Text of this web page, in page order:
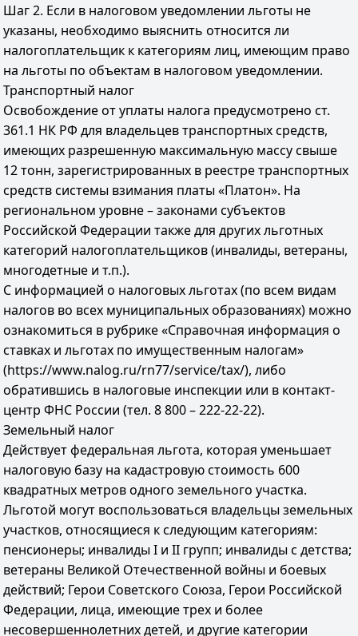
Шаг 2. Если в налоговом уведомлении льготы не
указаны, необходимо выяснить относится ли
налогоплательщик к категориям лиц, имеющим право
на льготы по объектам в налоговом уведомлении.
Транспортный налог
Освобождение от уплаты налога предусмотрено ст.
361.1 НК РФ для владельцев транспортных средств,
имеющих разрешенную максимальную массу свыше
12 тонн, зарегистрированных в реестре транспортных
средств системы взимания платы «Платон». На
региональном уровне – законами субъектов
Российской Федерации также для других льготных
категорий налогоплательщиков (инвалиды, ветераны,
многодетные и т.п.).
С информацией о налоговых льготах (по всем видам
налогов во всех муниципальных образованиях) можно
ознакомиться в рубрике «Справочная информация о
ставках и льготах по имущественным налогам»
(https://www.nalog.ru/rn77/service/tax/), либо
обратившись в налоговые инспекции или в контакт-
центр ФНС России (тел. 8 800 – 222-22-22).
Земельный налог
Действует федеральная льгота, которая уменьшает
налоговую базу на кадастровую стоимость 600
квадратных метров одного земельного участка.
Льготой могут воспользоваться владельцы земельных
участков, относящиеся к следующим категориям:
пенсионеры; инвалиды I и II групп; инвалиды с детства;
ветераны Великой Отечественной войны и боевых
действий; Герои Советского Союза, Герои Российской
Федерации, лица, имеющие трех и более
несовершеннолетних детей, и другие категории